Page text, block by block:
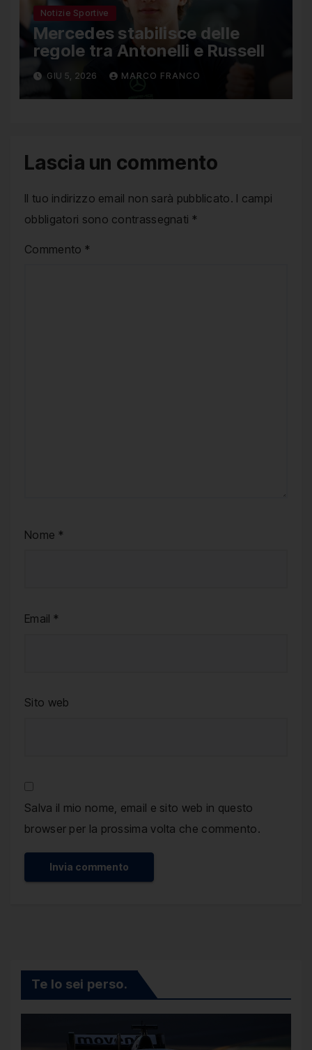
Notizie Sportive
Mercedes stabilisce delle
regole tra Antonelli e Russell
GIU 5, 2026 MARCO FRANCO
Lascia un commento
Il tuo indirizzo email non sarà pubblicato. I campi
obbligatori sono contrassegnati *
Commento *
Nome *
Email *
Sito web
Salva il mio nome, email e sito web in questo
browser per la prossima volta che commento.
Te lo sei perso.